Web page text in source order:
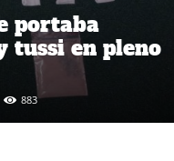
portaba
tussi en pleno
883